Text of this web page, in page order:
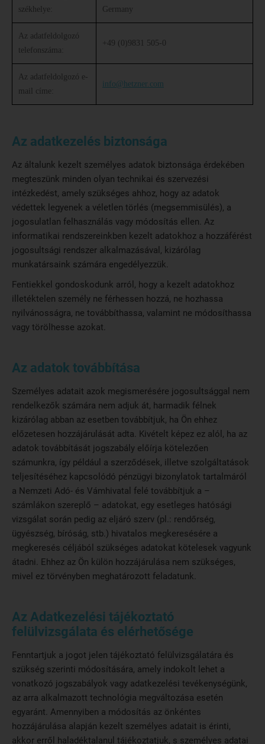
székhelye:
Germany
Az adatfeldolgozó
telefonszáma:
+49 (0)9831 505-0
Az adatfeldolgozó e-
mail címe:
info@hetzner.com
Az adatkezelés biztonsága
Az általunk kezelt személyes adatok biztonsága érdekében
megteszünk minden olyan technikai és szervezési
intézkedést, amely szükséges ahhoz, hogy az adatok
védettek legyenek a véletlen törlés (megsemmisülés), a
jogosulatlan felhasználás vagy módosítás ellen. Az
informatikai rendszereinkben kezelt adatokhoz a hozzáférést
jogosultsági rendszer alkalmazásával, kizárólag
munkatársaink számára engedélyezzük.
Fentiekkel gondoskodunk arról, hogy a kezelt adatokhoz
illetéktelen személy ne férhessen hozzá, ne hozhassa
nyilvánosságra, ne továbbíthassa, valamint ne módosíthassa
vagy törölhesse azokat.
Az adatok továbbítása
Személyes adatait azok megismerésére jogosultsággal nem
rendelkezők számára nem adjuk át, harmadik félnek
kizárólag abban az esetben továbbítjuk, ha Ön ehhez
előzetesen hozzájárulását adta. Kivételt képez ez alól, ha az
adatok továbbítását jogszabály előírja kötelezően
számunkra, így például a szerződések, illetve szolgáltatások
teljesítéséhez kapcsolódó pénzügyi bizonylatok tartalmáról
a Nemzeti Adó- és Vámhivatal felé továbbítjuk a –
számlákon szereplő – adatokat, egy esetleges hatósági
vizsgálat során pedig az eljáró szerv (pl.: rendőrség,
ügyészség, bíróság, stb.) hivatalos megkeresésére a
megkeresés céljából szükséges adatokat kötelesek vagyunk
átadni. Ehhez az Ön külön hozzájárulása nem szükséges,
mivel ez törvényben meghatározott feladatunk.
Az Adatkezelési tájékoztató
felülvizsgálata és elérhetősége
Fenntartjuk a jogot jelen tájékoztató felülvizsgálatára és
szükség szerinti módosítására, amely indokolt lehet a
vonatkozó jogszabályok vagy adatkezelési tevékenységünk,
az arra alkalmazott technológia megváltozása esetén
egyaránt. Amennyiben a módosítás az önkéntes
hozzájárulása alapján kezelt személyes adatait is érinti,
akkor erről haladéktalanul tájékoztatjuk, s személyes adatai